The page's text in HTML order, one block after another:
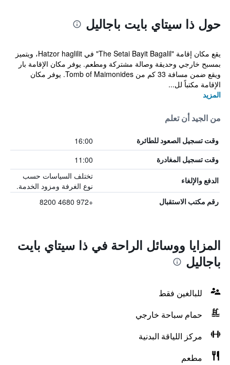
حول ذا سيتاي بايت باجاليل
يقع مكان إقامة "The Setai Bayit Bagalil" في Hatzor haglilit، ويتميز
بمسبح خارجي وحديقة وصالة مشتركة ومطعم. يوفر مكان الإقامة بار
ويقع ضمن مسافة 33 كم من Tomb of Maimonides. يوفر مكان
الإقامة مكتباً لل...
المزيد
من الجيد أن تعلم
وقت تسجيل الصعود للطائرة 16:00
وقت تسجيل المغادرة 11:00
الدفع والإلغاء
تختلف السياسات حسب
نوع الغرفة ومزود الخدمة.
رقم مكتب الاستقبال +972 4680 8200
المزايا ووسائل الراحة في ذا سيتاي بايت
باجاليل
للبالغين فقط
حمام سباحة خارجي
مركز اللياقة البدنية
مطعم